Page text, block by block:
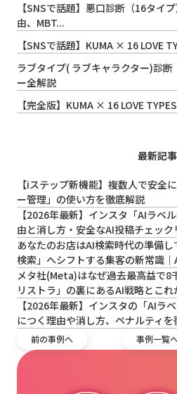
【SNSで話題】悪口診断（16タイ
由、MBT...
【SNSで話題】KUMA × 16 LOVE
ラブタイプ( ラブキャラクター)診
ー全解説
【完全版】KUMA × 16 LOVE
最新記事
【iステップ新機能】複数人で安全
ー管理」の使い方を徹底解説
【2026年最新】インスタ「AIラベ
由と消し方・安全なAI投稿チェック
あなたのお店はAI検索時代の準備
検索」へシフトする集客の新常識
メタ社(Meta)はなぜ過去最高益で8
リストラ」の裏にあるAI戦略とこ
【2026年最新】インスタの「AIラ
につく理由や消し方、ペナルティを
前の事例へ 事例一覧